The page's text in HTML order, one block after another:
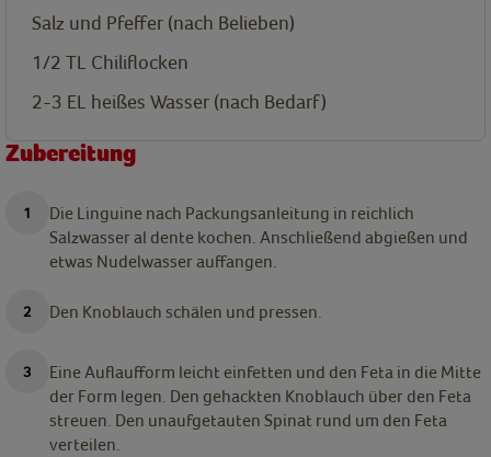
Salz und Pfeffer (nach Belieben)
1/2 TL Chiliflocken
2-3 EL heißes Wasser (nach Bedarf)
Zubereitung
Die Linguine nach Packungsanleitung in reichlich
Salzwasser al dente kochen. Anschließend abgießen und
etwas Nudelwasser auffangen.
Den Knoblauch schälen und pressen.
Eine Auflaufform leicht einfetten und den Feta in die Mitte
der Form legen. Den gehackten Knoblauch über den Feta
streuen. Den unaufgetauten Spinat rund um den Feta
verteilen.